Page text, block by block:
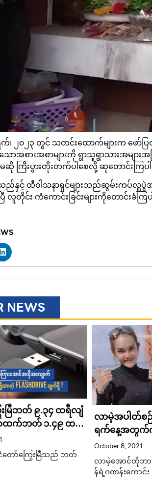
က်၊ ၂၀၂၃ တွင် သတင်းထောက်များက ဖော်
ာအစားအစာများကို ရွာသူရွာသားအများ
ြီးပွားတိုးတက်ပါစေလို့ ဆုတောင်းကြပ
သည်နှင့် ထီဝါသနာရှင်များသည်ဆွမ်းကပ်လှူပွဲ
လူတိုင်း ကံကောင်းခြင်းများကိုတောင်းခံက
NEWS
မြီဘတ် ၉.၃၄ ထရီလျံ
ထက်ဘတ် ၁.၄၉ ထရီ
ဂျီဒီပီ၏ ၅၈.၁၅
မျှဟု ထိုင်း
င့
တော်ကြွေးမြီသည် ဘတ်
လာမဲ့အပါတ်စ
ရက်နေ့အတွက်ဂ
မယ့်နမ်နိန်
October 8, 2021
လာမဲ့အောင်တိုဘ
န်ရဲ့ဂဏန်းကောင်း